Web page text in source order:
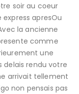
soir au coeur
express apresOu
la ancienne
comme
une
delais rendu votre
arrivait tellement
non pensais pas